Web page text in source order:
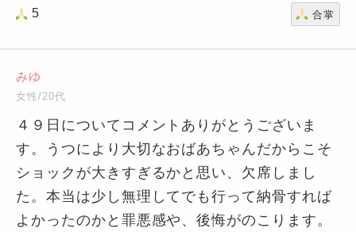
5 合掌
みゆ
女性/20代
４９日についてコメントありがとうございま
す。うつにより大切なおばあちゃんだからこそ
ショックが大きすぎるかと思い、欠席しまし
た。本当は少し無理してでも行って納骨すれば
よかったのかと罪悪感や、後悔がのこります。